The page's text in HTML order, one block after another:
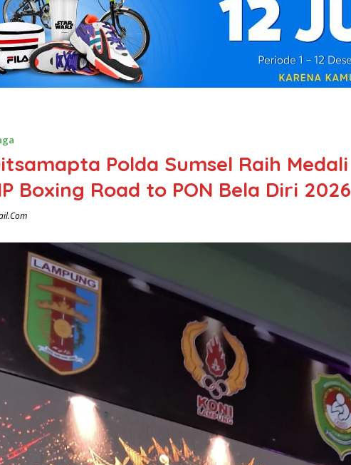
Polda Sumsel Raih Medali
Boxing Road to PON Bela Diri 2026